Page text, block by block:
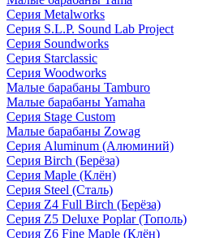
Серия Metalworks
Серия S.L.P. Sound Lab Project
Серия Soundworks
Серия Starclassic
Серия Woodworks
Малые барабаны Tamburo
Малые барабаны Yamaha
Серия Stage Custom
Малые барабаны Zowag
Серия Aluminum (Алюминий)
Серия Birch (Берёза)
Серия Maple (Клён)
Серия Steel (Сталь)
Серия Z4 Full Birch (Берёза)
Серия Z5 Deluxe Poplar (Тополь)
Серия Z6 Fine Maple (Клён)